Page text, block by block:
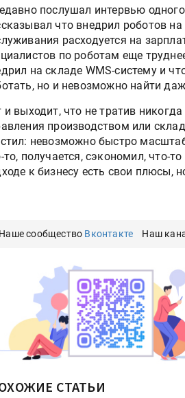
послушал интервью
что внедрил роботов
расходуется на
по роботам еще
на складе WMS-систему и
но и невозможно найти
и выходит, что не тратив
производством или
невозможно быстро
то, получается, сэкономил, что-
к бизнесу есть свои плюсы,
Наше сообщество Вконтакте Наш
СТАТЬИ